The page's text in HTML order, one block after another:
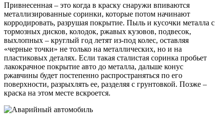
Привнесенная – это когда в краску снаружи впиваются
металлизированные соринки, которые потом начинают
корродировать, разрушая покрытие. Пыль и кусочки металла с
тормозных дисков, колодок, ржавых кузовов, подвесок,
выхлопных – круглый год летят из-под колес, оставляя
«черные точки» не только на металлических, но и на
пластиковых деталях. Если такая сталистая соринка пробьет
лакокрачное покрытие авто до металла, дальше конус
ржавчины будет постепенно распространяться по его
поверхности, разрыхлять ее, разделяя с грунтовкой. Позже –
краска на этом месте вскроется.